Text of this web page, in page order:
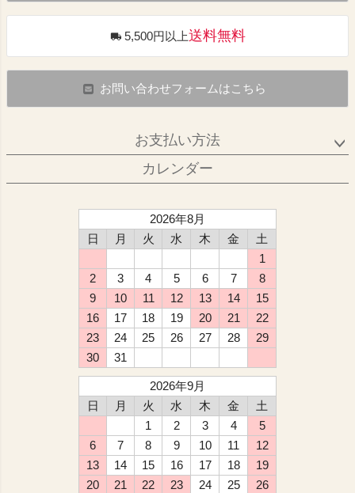
5,500円以上送料無料
お問い合わせフォームはこちら
お支払い方法
カレンダー
2026年8月
日
月 火 水 木 金
土
1
2
3 4 5 6 7
8
9
10 11 12 13 14
15
16
17 18 19 20 21
22
23
24 25 26 27 28
29
30
31
2026年9月
日
月 火 水 木 金
土
1
2 3 4
5
6
7 8 9 10 11
12
13
14 15 16 17 18
19
20
21 22 23 24 25
26